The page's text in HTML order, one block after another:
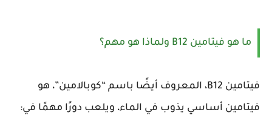
ما هو فيتامين B12 ولماذا هو مهم؟
فيتامين B12، المعروف أيضًا باسم “كوبالامين”، هو
فيتامين أساسي يذوب في الماء، ويلعب دورًا مهمًا في: